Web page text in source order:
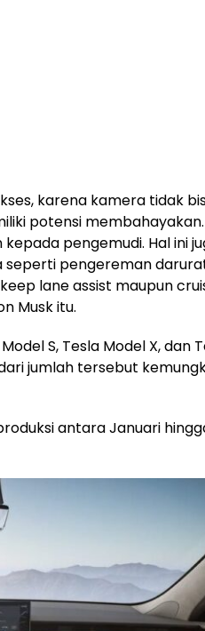
karena kamera tidak
potensi membahayakan.
pengemudi. Hal ini
pengereman
lane assist maupun
Musk itu.
S, Tesla Model X, dan
jumlah tersebut
antara Januari